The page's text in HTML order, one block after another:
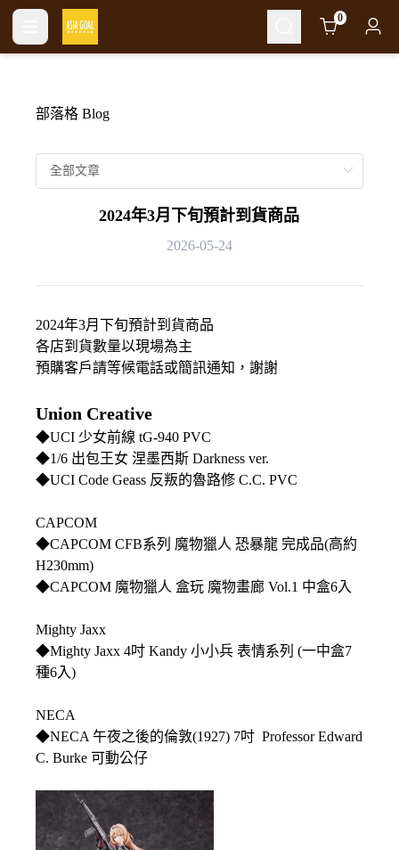
Cart 0
部落格 Blog
2024年3月下旬預計到貨商品
2026-05-24
2024年3月下旬預計到貨商品
各店到貨數量以現場為主
預購客戶請等候電話或簡訊通知，謝謝
Union Creative
◆UCI 少女前線 tG-940 PVC
◆1/6 出包王女 涅墨西斯 Darkness ver.
◆UCI Code Geass 反叛的魯路修 C.C. PVC
CAPCOM
◆CAPCOM CFB系列 魔物獵人 恐暴龍 完成品(高約
H230mm)
◆CAPCOM 魔物獵人 盒玩 魔物畫廊 Vol.1 中盒6入
Mighty Jaxx
◆Mighty Jaxx 4吋 Kandy 小小兵 表情系列 (一中盒7
種6入)
NECA
◆NECA 午夜之後的倫敦(1927) 7吋 Professor Edward
C. Burke 可動公仔